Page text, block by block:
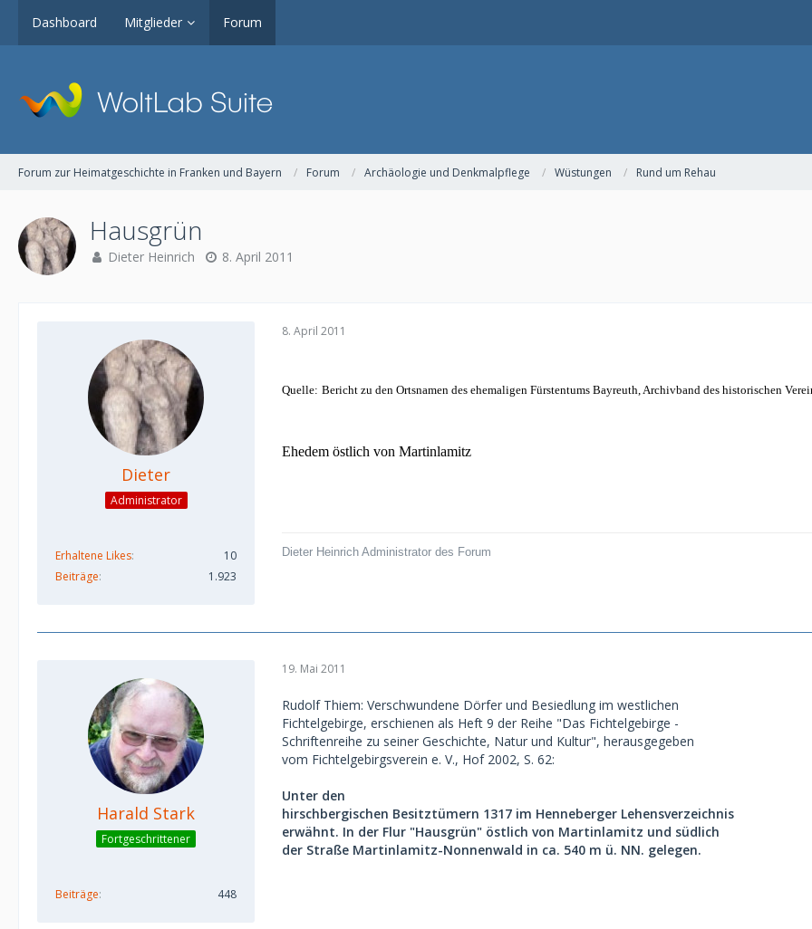
Dashboard Mitglieder Forum
Forum zur Heimatgeschichte in Franken und Bayern Forum Archäologie und Denkmalpflege Wüstungen Rund um Rehau
Hausgrün
Dieter Heinrich 8. April 2011
Dieter
Administrator
Erhaltene Likes
10
Beiträge
1.923
8. April 2011
Quelle: Bericht zu den Ortsnamen des ehemaligen Fürstentums Bayreuth, Archivband des historischen
Ehedem östlich von Martinlamitz
Dieter Heinrich Administrator des Forum
Harald Stark
Fortgeschrittener
Beiträge 448
19. Mai 2011
Rudolf Thiem: Verschwundene Dörfer und Besiedlung im westlichen
Fichtelgebirge, erschienen als Heft 9 der Reihe "Das Fichtelgebirge -
Schriftenreihe zu seiner Geschichte, Natur und Kultur", herausgegeben
vom Fichtelgebirgsverein e. V., Hof 2002, S. 62:
Unter den
hirschbergischen Besitztümern 1317 im Henneberger Lehensverzeichnis
erwähnt. In der Flur "Hausgrün" östlich von Martinlamitz und südlich
der Straße Martinlamitz-Nonnenwald in ca. 540 m ü. NN. gelegen.